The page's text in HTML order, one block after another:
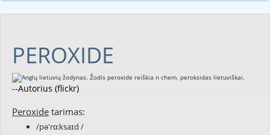
PEROXIDE
--Autorius (flickr)
Peroxide tarimas:
/pə'rɑ:ksaɪd /